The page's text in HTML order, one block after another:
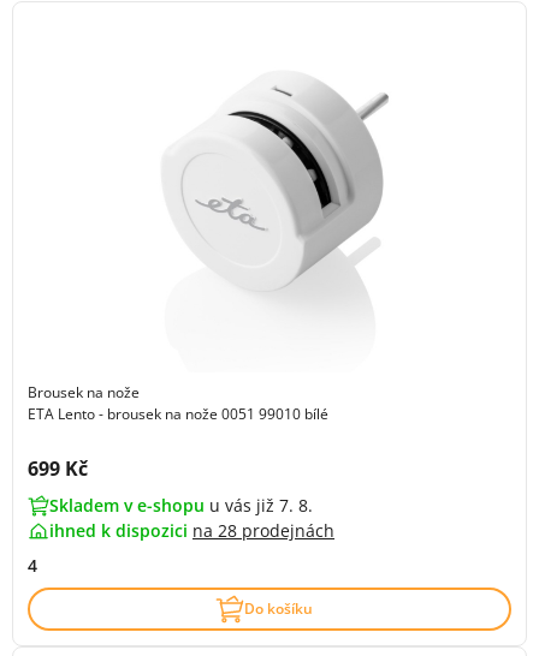
Brousek na nože
ETA Lento - brousek na nože 0051 99010 bílé
Cena s DPH:
699 Kč
Skladem v e-shopu u vás již 7. 8.
ihned k dispozici na 28 prodejnách
4
Do košíku